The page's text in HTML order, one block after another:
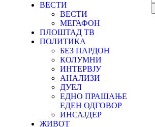
ВЕСТИ
ВЕСТИ
МЕГАФОН
ПЛОШТАД ТВ
ПОЛИТИКА
БЕЗ ПАРДОН
КОЛУМНИ
ИНТЕРВЈУ
АНАЛИЗИ
ДУЕЛ
ЕДНО ПРАШАЊЕ
ЕДЕН ОДГОВОР
ИНСАЈДЕР
ЖИВОТ